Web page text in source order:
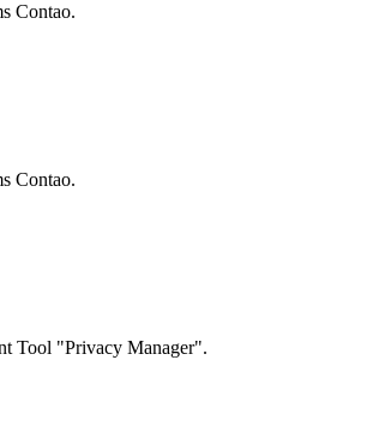
Contao.
Contao.
Tool "Privacy Manager".